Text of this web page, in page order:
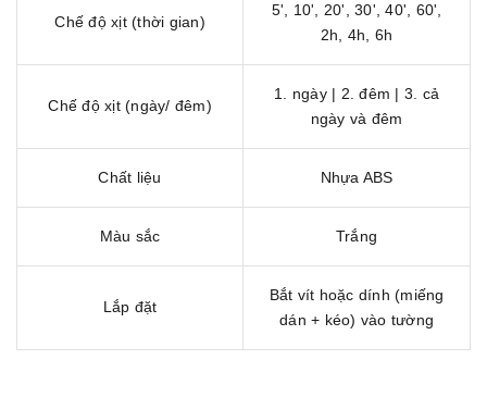
Chế độ xịt (thời gian)
5', 10', 20', 30', 40', 60',
2h, 4h, 6h
Chế độ xịt (ngày/ đêm)
1. ngày | 2. đêm | 3. cả
ngày và đêm
Chất liệu Nhựa ABS
Màu sắc Trắng
Lắp đặt
Bắt vít hoặc dính (miếng
dán + kéo) vào tường